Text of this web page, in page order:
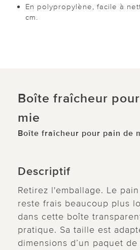
En polypropylène, facile à
cm.
Boîte fraîcheur
mie
Boîte fraîcheur pour pain de
Descriptif
Retirez l'emballage. Le
reste frais beaucoup plus
dans cette boîte
pratique. Sa taille est
dimensions d’un paquet